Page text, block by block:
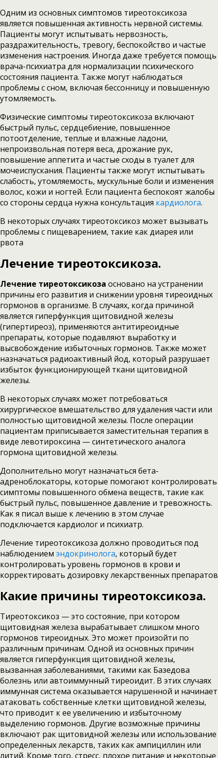
Одним из основных симптомов тиреотоксикоза
является повышенная активность нервной системы.
Пациенты могут испытывать нервозность,
раздражительность, тревогу, беспокойство и частые
изменения настроения. Иногда даже требуется помощь
врача-психиатра для нормализации психического
состояния пациента. Также могут наблюдаться
проблемы с сном, включая бессонницу и повышенную
утомляемость.
Физические симптомы тиреотоксикоза включают
быстрый пульс, сердцебиение, повышенное
потоотделение, теплые и влажные ладони,
непроизвольная потеря веса, дрожание рук,
повышение аппетита и частые сходы в туалет для
мочеиспускания. Пациенты также могут испытывать
слабость, утомляемость, мускульные боли и изменения
волос, кожи и ногтей. Если пациента беспокоят жалобы
со стороны сердца нужна консультация кардиолога.
В некоторых случаях тиреотоксикоз может вызывать
проблемы с пищеварением, такие как диарея или
рвота
Лечение тиреотоксикоза.
Лечение тиреотоксикоза основано на устранении
причины его развития и снижении уровня тиреоидных
гормонов в организме. В случаях, когда причиной
является гиперфункция щитовидной железы
(гипертиреоз), применяются антитиреоидные
препараты, которые подавляют выработку и
высвобождение избыточных гормонов. Также может
назначаться радиоактивный йод, который разрушает
избыток функционирующей ткани щитовидной
железы.
В некоторых случаях может потребоваться
хирургическое вмешательство для удаления части или
полностью щитовидной железы. После операции
пациентам приписывается заместительная терапия в
виде левотироксина — синтетического аналога
гормона щитовидной железы.
Дополнительно могут назначаться бета-
адреноблокаторы, которые помогают контролировать
симптомы повышенного обмена веществ, такие как
быстрый пульс, повышенное давление и тревожность.
Как я писал выше к лечению в этом случае
подключается кардиолог и психиатр.
Лечение тиреотоксикоза должно проводиться под
наблюдением эндокринолога, который будет
контролировать уровень гормонов в крови и
корректировать дозировку лекарственных препаратов
Какие причины тиреотоксикоза.
Тиреотоксикоз — это состояние, при котором
щитовидная железа вырабатывает слишком много
гормонов тиреоидных. Это может произойти по
различным причинам. Одной из основных причин
является гиперфункция щитовидной железы,
вызванная заболеваниями, такими как Базедова
болезнь или автоиммунный тиреоидит. В этих случаях
иммунная система оказывается нарушенной и начинает
атаковать собственные клетки щитовидной железы,
что приводит к ее увеличению и избыточному
выделению гормонов. Другие возможные причины
включают рак щитовидной железы или использование
определенных лекарств, таких как ампициллин или
литий. Кроме того, стресс, плохое питание и некоторые